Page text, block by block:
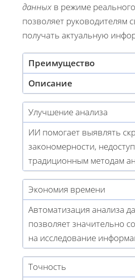
данных в режиме
позволяет руководителям
получать актуальную
Преимущество
Описание
Улучшение анализа
ИИ помогает выявлять
закономерности,
традиционным методам
Экономия времени
Автоматизация анализа
позволяет значительно
на исследование
Точность